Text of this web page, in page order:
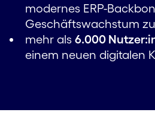
modernes ERP-
Geschäftswachstum
mehr als6.000
einem neuen digitalen